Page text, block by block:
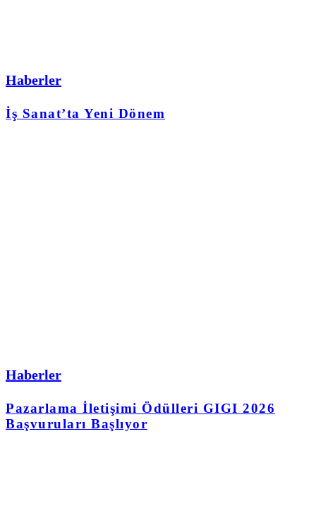
Haberler
İş Sanat’ta Yeni Dönem
Haberler
Pazarlama İletişimi Ödülleri GIGI 2026
Başvuruları Başlıyor